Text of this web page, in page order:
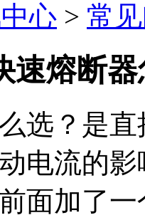
心 > 常
速熔断
选？是
电流的
面加了